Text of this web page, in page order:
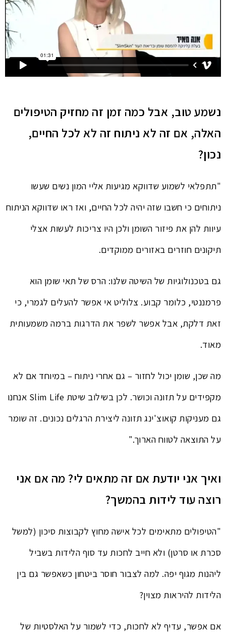
נשמע טוב, אבל כמה זמן זה מחזיק הטיפולים
האלה, אם זה לא ניתוח זה לא לכל החיים,
נכון?
"תתפלאי לשמוע שדווקא מגיעות אליי המון נשים שעשו
ניתוחים כי חשבו שזה יהיה לכל החיים, ואז ראו שדווקא הניתוח
עיוות להן את פיזור השומן ולכן היו צריכות לעשות אצלי
תיקונים חוזרים באזורים ממוקדים.
גם בטכנולוגיות של השיטה שלנו: הרס של תאי שומן הוא
פרמננטי, כלומר קבוע. צלוליט אי אפשר להעלים לגמרי, כי
זאת דלקת, אבל אפשר לשפר את הדרגות ברמה משמעותית
מאוד.
מה שכן, שומן יכול לחזור – גם אחרי ניתוח – במיוחד אם לא
מקפידים על תזונה וכושר. לכן בשילוב שיטת Slim Life אנחנו
גם מעניקות קואוצ'ינג תזונה ליצירת הרגלים נכונים. זה שומר
על התוצאה לטווח הארוך."
ואיך אני יודעת אם זה מתאים לי? מה אם אני
רוצה עוד לידות בהמשך?
"הטיפולים מתאימים לכל אישה מחוץ לקבוצות סיכון (למשל
סכרת או סרטן) ולא חייב לחכות עד סוף הלידות בשביל
ליהנות מגוף יפה. למה לצבור חוסר ביטחון כשאפשר גם בין
הלידות להיראות מצוין?
אם אפשר, עדיף לא לחכות, כדי לשמור על האלסטיות של